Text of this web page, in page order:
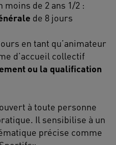
de 2 ans 1/2 :
de 8 jours
en tant qu’animateur
d’accueil collectif
ou la qualification
à toute personne
Il sensibilise à un
précise comme